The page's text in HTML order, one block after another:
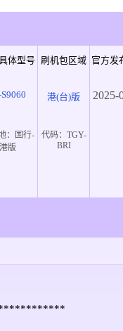
体型号 刷机包区域 官方发
港(台)版 2025-
：
国行-
港版
代码： TGY-
BRI
s/************